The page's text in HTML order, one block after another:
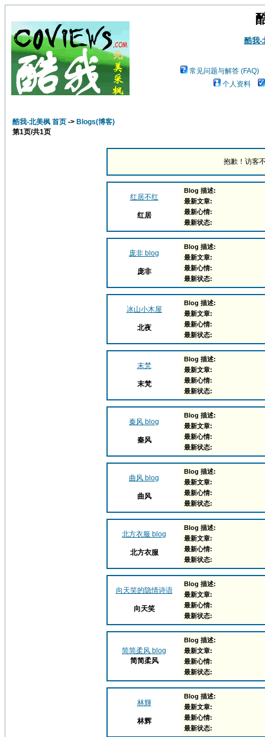
酷我-
常见问题与解答 (FAQ)
个人资料
酷我-北美枫 首页 -> Blogs(博客)
第1页/共1页
抱歉！访客
红居不红
红居
Blog 描述:
最新文章:
最新心情:
最新状态:
庞非 blog
庞非
Blog 描述:
最新文章:
最新心情:
最新状态:
冰山小木屋
北夜
Blog 描述:
最新文章:
最新心情:
最新状态:
末梵
末梵
Blog 描述:
最新文章:
最新心情:
最新状态:
秦风 blog
秦风
Blog 描述:
最新文章:
最新心情:
最新状态:
曲风 blog
曲风
Blog 描述:
最新文章:
最新心情:
最新状态:
北方衣服 blog
北方衣服
Blog 描述:
最新文章:
最新心情:
最新状态:
向天笑的隐情诗语
向天笑
Blog 描述:
最新文章:
最新心情:
最新状态:
简简柔风 blog
简简柔风
Blog 描述:
最新文章:
最新心情:
最新状态:
林輝
林辉
Blog 描述:
最新文章:
最新心情:
最新状态: